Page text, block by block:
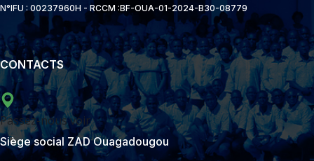
N°IFU : 00237960H - RCCM :BF-OUA-01-2024-B30-08779
CONTACTS
Passez-nous voir
Siège social ZAD Ouagadougou